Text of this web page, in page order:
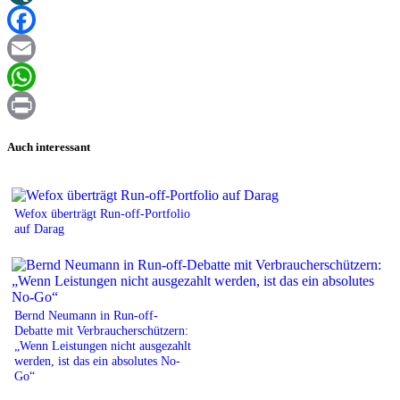
XING
Facebook
Email
WhatsApp
Auch interessant
Wefox überträgt Run-off-Portfolio
auf Darag
Bernd Neumann in Run-off-
Debatte mit Verbraucherschützern:
„Wenn Leistungen nicht ausgezahlt
werden, ist das ein absolutes No-
Go“